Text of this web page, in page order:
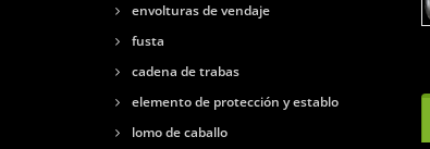
envolturas de vendaje
fusta
cadena de trabas
elemento de protección y establo
lomo de caballo